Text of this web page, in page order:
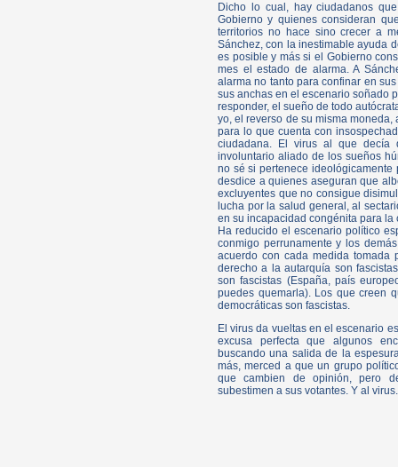
Dicho lo cual, hay ciudadanos
Gobierno y quienes consideran
territorios no hace sino crecer a
Sánchez, con la inestimable ayuda
es posible y más si el Gobierno
mes el estado de alarma. A
alarma no tanto para confinar en
sus anchas en el escenario soñado
responder, el sueño de todo
yo, el reverso de su misma
para lo que cuenta con
ciudadana. El virus al que decía
involuntario aliado de los sueños
no sé si pertenece
desdice a quienes aseguran que
excluyentes que no consigue
lucha por la salud general, al
en su incapacidad congénita para
Ha reducido el escenario político
conmigo perrunamente y los
acuerdo con cada medida tomada
derecho a la autarquía son
son fascistas (España, país
puedes quemarla). Los que creen
democráticas son fascistas.
El virus da vueltas en el escenario
excusa perfecta que algunos
buscando una salida de la
más, merced a que un grupo
que cambien de opinión, pero
subestimen a sus votantes. Y al virus.